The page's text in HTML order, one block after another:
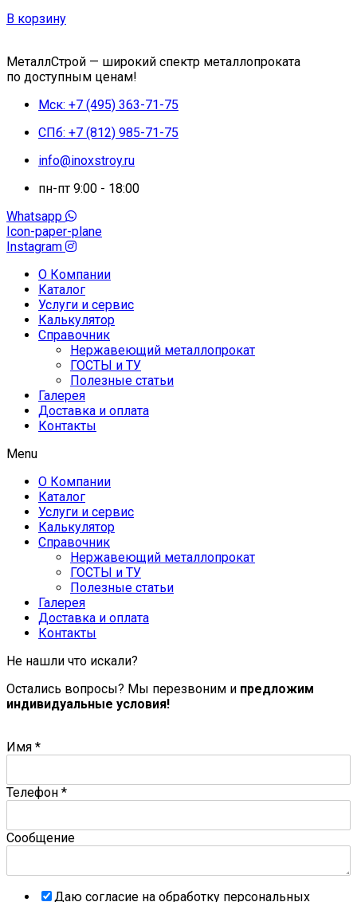
В корзину
МеталлСтрой — широкий спектр металлопроката
по доступным ценам!
Мск: +7 (495) 363-71-75
СПб: +7 (812) 985-71-75
info@inoxstroy.ru
пн-пт 9:00 - 18:00
Whatsapp
Icon-paper-plane
Instagram
О Компании
Каталог
Услуги и сервис
Калькулятор
Справочник
Нержавеющий металлопрокат
ГОСТЫ и ТУ
Полезные статьи
Галерея
Доставка и оплата
Контакты
Menu
О Компании
Каталог
Услуги и сервис
Калькулятор
Справочник
Нержавеющий металлопрокат
ГОСТЫ и ТУ
Полезные статьи
Галерея
Доставка и оплата
Контакты
Не нашли что искали?
Остались вопросы? Мы перезвоним и предложим
индивидуальные условия!
Имя *
Телефон *
Сообщение
Даю согласие на обработку персональных